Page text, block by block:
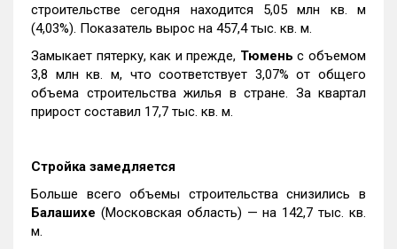
строительстве сегодня находится 5,05 млн кв. м
(4,03%). Показатель вырос на 457,4 тыс. кв. м.
Замыкает пятерку, как и прежде, Тюмень с объемом
3,8 млн кв. м, что соответствует 3,07% от общего
объема строительства жилья в стране. За квартал
прирост составил 17,7 тыс. кв. м.
Стройка замедляется
Больше всего объемы строительства снизились в
Балашихе (Московская область) — на 142,7 тыс. кв.
м.